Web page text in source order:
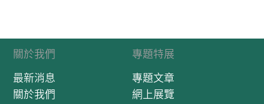
關於我們
最新消息
關於我們
專題特展
專題文章
網上展覽